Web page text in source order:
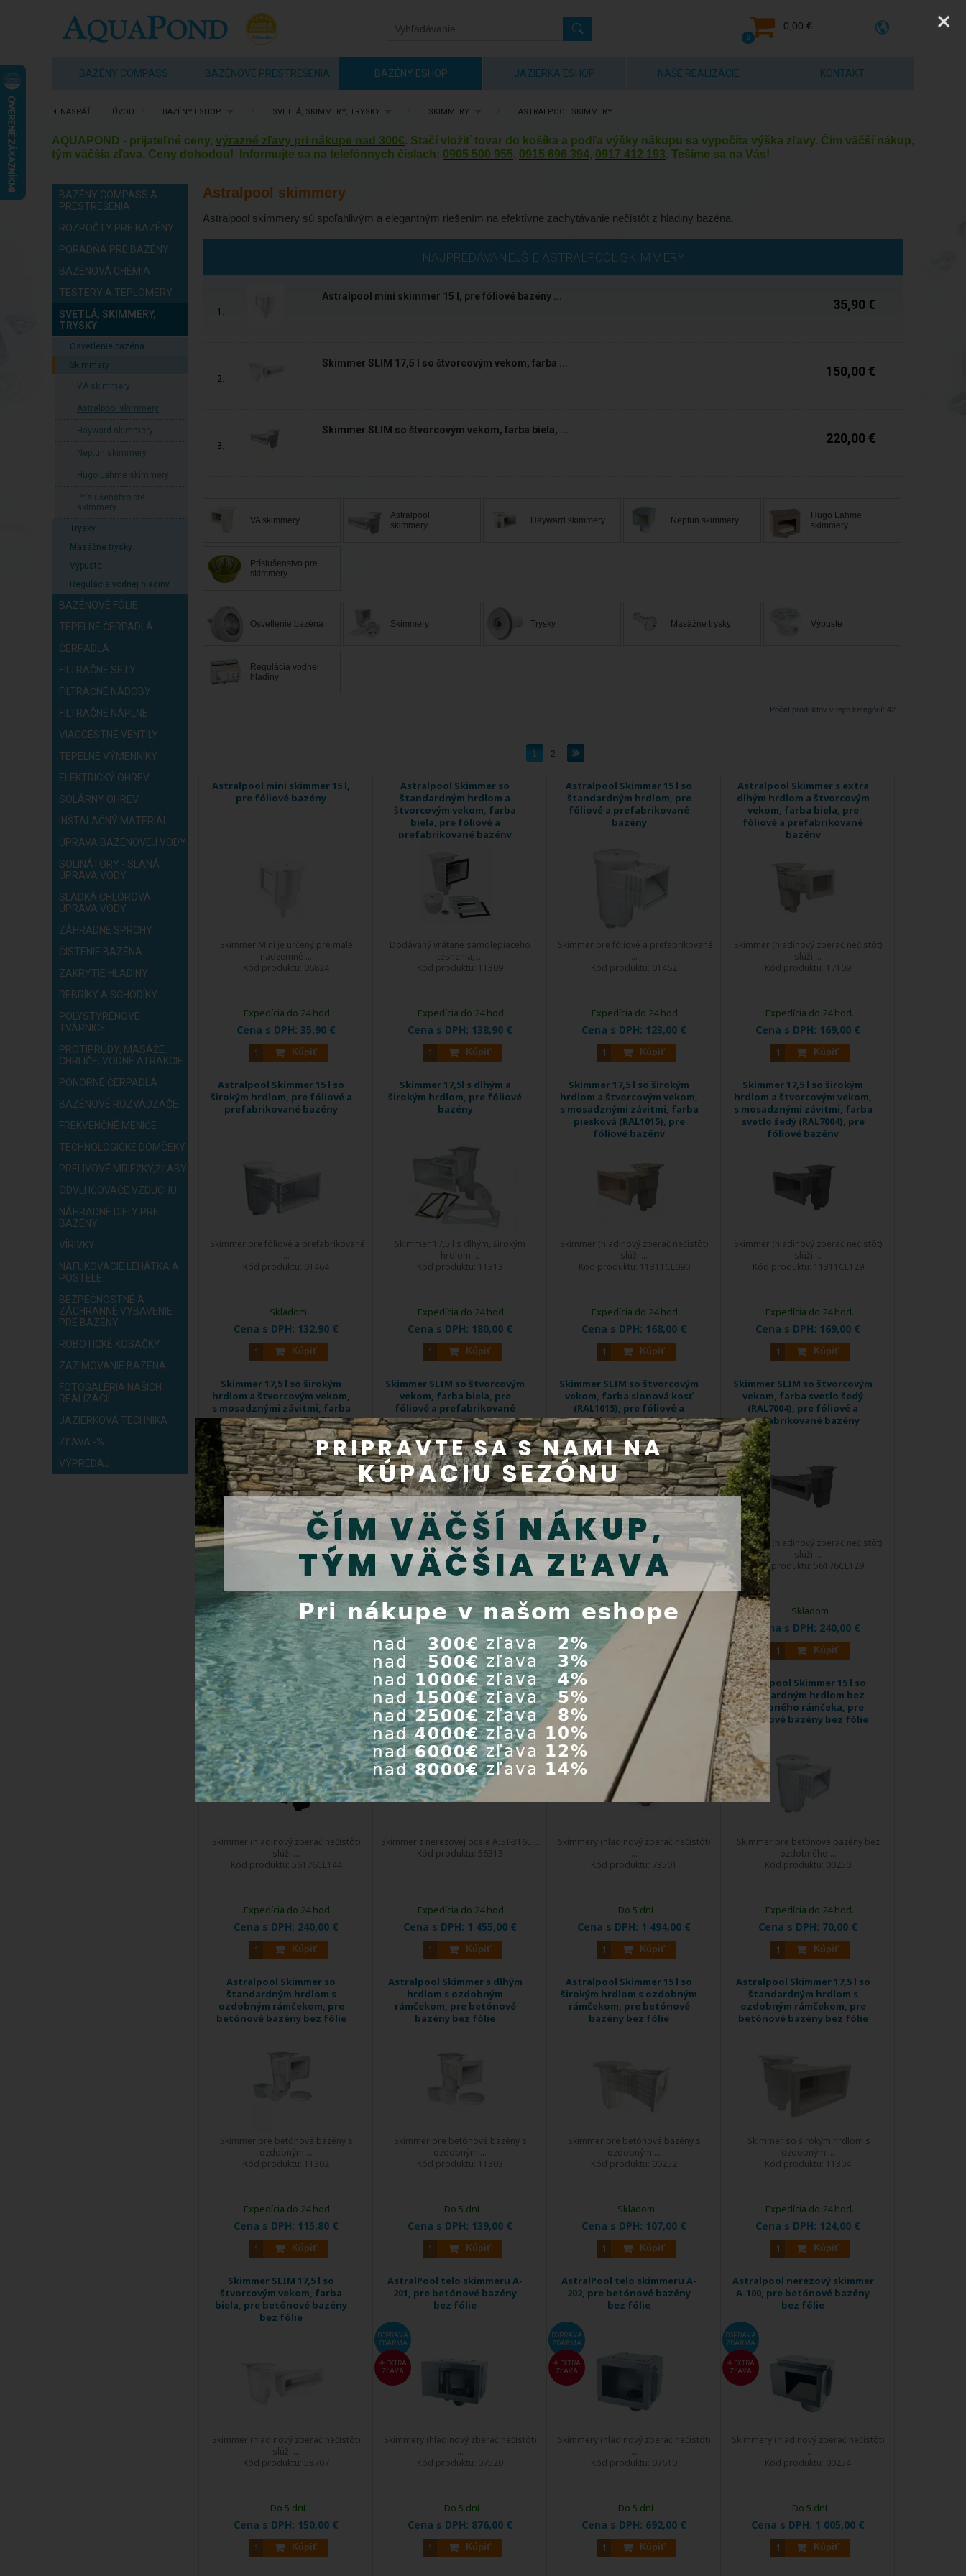
0,00 €
0
BAZÉNY COMPASS BAZÉNOVÉ PRESTREŠENIA BAZÉNY ESHOP JAZIERKA ESHOP NAŠE REALIZÁCIE KONTAKT
NASPÄŤ ÚVOD BAZÉNY ESHOP SVETLÁ, SKIMMERY, TRYSKY SKIMMERY ASTRALPOOL SKIMMERY
AQUAPOND - prijateľné ceny, výrazné zľavy pri nákupe nad 300€. Stačí vložiť tovar do košíka a podľa výšky nákupu sa vypočíta výška zľavy. Čím väčší nákup,
tým väčšia zľava. Ceny dohodou! Informujte sa na telefónnych číslach: 0905 500 955, 0915 696 394, 0917 412 193. Tešíme sa na Vás!
BAZÉNY COMPASS A
PRESTREŠENIA
ROZPOČTY PRE BAZÉNY
PORADŇA PRE BAZÉNY
BAZÉNOVÁ CHÉMIA
TESTERY A TEPLOMERY
SVETLÁ, SKIMMERY,
TRYSKY
Osvetlenie bazéna
Skimmery
VA skimmery
Astralpool skimmery
Hayward skimmery
Neptun skimmery
Hugo Lahme skimmery
Príslušenstvo pre
skimmery
Trysky
Masážne trysky
Výpuste
Regulácia vodnej hladiny
BAZÉNOVÉ FÓLIE
TEPELNÉ ČERPADLÁ
ČERPADLÁ
FILTRAČNÉ SETY
FILTRAČNÉ NÁDOBY
FILTRAČNÉ NÁPLNE
VIACCESTNÉ VENTILY
TEPELNÉ VÝMENNÍKY
ELEKTRICKÝ OHREV
SOLÁRNY OHREV
INŠTALAČNÝ MATERIÁL
ÚPRAVA BAZÉNOVEJ VODY
SOLINÁTORY - SLANÁ
ÚPRAVA VODY
SLADKÁ CHLÓROVÁ
ÚPRAVA VODY
ZÁHRADNÉ SPRCHY
ČISTENIE BAZÉNA
ZAKRYTIE HLADINY
REBRÍKY A SCHODÍKY
POLYSTYRÉNOVÉ
TVÁRNICE
PROTIPRÚDY, MASÁŽE,
CHRLIČE, VODNÉ ATRAKCIE
PONORNÉ ČERPADLÁ
BAZÉNOVÉ ROZVÁDZAČE
FREKVENČNÉ MENIČE
TECHNOLOGICKÉ DOMČEKY
PRELIVOVÉ MRIEŽKY,ŽĽABY
ODVLHČOVAČE VZDUCHU
NÁHRADNÉ DIELY PRE
BAZÉNY
VÍRIVKY
NAFUKOVACIE LEHÁTKA A
POSTELE
BEZPEČNOSTNÉ A
ZÁCHRANNÉ VYBAVENIE
PRE BAZÉNY
ROBOTICKÉ KOSAČKY
ZAZIMOVANIE BAZÉNA
FOTOGALÉRIA NAŠICH
REALIZÁCIÍ
JAZIERKOVÁ TECHNIKA
ZĽAVA -%
VÝPREDAJ
Astralpool skimmery
Astralpool skimmery sú spoľahlivým a elegantným riešením na efektívne zachytávanie nečistôt z hladiny bazéna.
NAJPREDÁVANEJŠIE ASTRALPOOL SKIMMERY
1.
Astralpool mini skimmer 15 l, pre fóliové bazény ...
35,90 €
2.
Skimmer SLIM 17,5 l so štvorcovým vekom, farba ...
150,00 €
3.
Skimmer SLIM so štvorcovým vekom, farba biela, ...
220,00 €
VA skimmery
Astralpool
skimmery
Hayward skimmery Neptun skimmery
Hugo Lahme
skimmery
Príslušenstvo pre
skimmery
Osvetlenie bazéna Skimmery Trysky Masážne trysky Výpuste
Regulácia vodnej
hladiny
Počet produktov v tejto kategórií: 42
1 2
Astralpool mini skimmer 15 l,
pre fóliové bazény
Skimmer Mini je určený pre malé
nadzemné ...
Kód produktu: 06824
Cena s DPH: 35,90 €
Kúpiť
Expedícia do 24 hod.
Astralpool Skimmer so
štandardným hrdlom a
štvorcovým vekom, farba
biela, pre fóliové a
prefabrikované bazény
Dodávaný vrátane samolepiaceho
tesnenia, ...
Kód produktu: 11309
Cena s DPH: 138,90 €
Kúpiť
Expedícia do 24 hod.
Astralpool Skimmer 15 l so
štandardným hrdlom, pre
fóliové a prefabrikované
bazény
Skimmer pre fóliové a prefabrikované
Kód produktu: 01462
Cena s DPH: 123,00 €
Kúpiť
Expedícia do 24 hod.
Astralpool Skimmer s extra
dlhým hrdlom a štvorcovým
vekom, farba biela, pre
fóliové a prefabrikované
bazény
Skimmer (hladinový zberač nečistôt)
slúži ...
Kód produktu: 17109
Cena s DPH: 169,00 €
Kúpiť
Expedícia do 24 hod.
Astralpool Skimmer 15 l so
širokým hrdlom, pre fóliové a
prefabrikované bazény
Skimmer pre fóliové a prefabrikované
Kód produktu: 01464
Cena s DPH: 132,90 €
Kúpiť
Skladom
Skimmer 17,5l s dlhým a
širokým hrdlom, pre fóliové
bazény
Skimmer 17,5 l s dlhým, širokým
hrdlom ...
Kód produktu: 11313
Cena s DPH: 180,00 €
Kúpiť
Expedícia do 24 hod.
Skimmer 17,5 l so širokým
hrdlom a štvorcovým vekom,
s mosadznými závitmi, farba
piesková (RAL1015), pre
fóliové bazény
Skimmer (hladinový zberač nečistôt)
slúži ...
Kód produktu: 11311CL090
Cena s DPH: 168,00 €
Kúpiť
Expedícia do 24 hod.
Skimmer 17,5 l so širokým
hrdlom a štvorcovým vekom,
s mosadznými závitmi, farba
svetlo šedý (RAL7004), pre
fóliové bazény
Skimmer (hladinový zberač nečistôt)
slúži ...
Kód produktu: 11311CL129
Cena s DPH: 169,00 €
Kúpiť
Expedícia do 24 hod.
Skimmer 17,5 l so širokým
hrdlom a štvorcovým vekom,
s mosadznými závitmi, farba
antracitová šedá (RAL7016),
pre fóliové bazény
Skimmer (hladinový zberač nečistôt)
slúži ...
11311CL144
Cena s DPH:169,00 €
Kúpiť
Expedícia do 24 hod.
Skimmer SLIM so štvorcovým
vekom, farba biela, pre
fóliové a prefabrikované
bazény
DOPRAVA
ZDARMA
Skimmer (hladinový zberač nečistôt)
slúži ...
Kód produktu:56176
Cena s DPH:220,00 €
Kúpiť
Expedícia do 24 hod.
Skimmer SLIM so štvorcovým
vekom, farba slonová kosť
(RAL1015), pre fóliové a
prefabrikované bazény
DOPRAVA
ZDARMA
Skimmer (hladinový zberač nečistôt)
slúži ...
Kód produktu:56176CL090
Cena s DPH: 240,00 €
Expedícia do 24 hod.
Skimmer SLIM so štvorcovým
vekom, farba svetlo šedý
(RAL7004), pre fóliové a
prefabrikované bazény
DOPRAVA
ZDARMA
Skimmer (hladinový zberač nečistôt)
slúži ...
Kód produktu: 56176CL129
Cena s DPH: 240,00 €
Kúpiť
Skladom
Skimmer SLIM so štvorcovým
vekom, farba antracitová
šedá (RAL 7016), pre fóliové
alebo prefabrikované
bazény
DOPRAVA
ZDARMA
Skimmer (hladinový zberač nečistôt)
slúži ...
Kód produktu: 56176CL144
Cena s DPH: 240,00 €
Kúpiť
Expedícia do 24 hod.
Astralpool nerezový Skimmer
Slim pre betónové,
prefabrikované aj fóliové
bazény
DOPRAVA
ZDARMA
EXTRA
ZĽAVA
Skimmer z nerezovej ocele AISI-316L ...
Kód produktu: 56313
Cena s DPH: 1 455,00 €
Kúpiť
Expedícia do 24 hod.
Astralpool Skimmer
Slim High Level z nerezovej
ocele, šírka rámčeka 50 cm,
pre fóliové, prefabrikované a
betónové bazény
DOPRAVA
ZDARMA
EXTRA
ZĽAVA
Skimmery (hladinový zberač nečistôt)
Kód produktu: 73501
Cena s DPH: 1 494,00 €
Kúpiť
Do 5 dní
Astralpool Skimmer 15 l so
štandardným hrdlom bez
ozdobného rámčeka, pre
betónové bazény bez fólie
Skimmer pre betónové bazény bez
ozdobného ...
Kód produktu: 00250
Cena s DPH: 70,00 €
Kúpiť
Expedícia do 24 hod.
Astralpool Skimmer so
štandardným hrdlom s
ozdobným rámčekom, pre
betónové bazény bez fólie
Skimmer pre betónové bazény s
ozdobným ...
Kód produktu: 11302
Cena s DPH: 115,80 €
Kúpiť
Expedícia do 24 hod.
Astralpool Skimmer s dlhým
hrdlom s ozdobným
rámčekom, pre betónové
bazény bez fólie
Skimmer pre betónové bazény s
ozdobným ...
Kód produktu: 11303
Cena s DPH: 139,00 €
Kúpiť
Do 5 dní
Astralpool Skimmer 15 l so
širokým hrdlom s ozdobným
rámčekom, pre betónové
bazény bez fólie
Skimmer pre betónové bazény s
ozdobným ...
Kód produktu: 00252
Cena s DPH: 107,00 €
Kúpiť
Skladom
Astralpool Skimmer 17,5 l so
štandardným hrdlom s
ozdobným rámčekom, pre
betónové bazény bez fólie
Skimmer so širokým hrdlom s
ozdobným ...
Kód produktu: 11304
Cena s DPH: 124,00 €
Kúpiť
Expedícia do 24 hod.
Skimmer SLIM 17,5 l so
štvorcovým vekom, farba
biela, pre betónové bazény
bez fólie
Skimmer (hladinový zberač nečistôt)
slúži ...
Kód produktu: 58707
Cena s DPH: 150,00 €
Kúpiť
Do 5 dní
AstralPool telo skimmeru A-
201, pre betónové bazény
bez fólie
DOPRAVA
ZDARMA
EXTRA
ZĽAVA
Skimmery (hladinový zberač nečistôt)
Kód produktu: 07520
Cena s DPH: 876,00 €
Kúpiť
Do 5 dní
AstralPool telo skimmeru A-
202, pre betónové bazény
bez fólie
DOPRAVA
ZDARMA
EXTRA
ZĽAVA
Skimmery (hladinový zberač nečistôt)
Kód produktu: 07610
Cena s DPH: 692,00 €
Kúpiť
Do 5 dní
Astralpool nerezový skimmer
A-100, pre betónové bazény
bez fólie
DOPRAVA
ZDARMA
EXTRA
ZĽAVA
Skimmery (hladinový zberač nečistôt)
Kód produktu: 00254
Cena s DPH: 1 005,00 €
Kúpiť
Do 5 dní